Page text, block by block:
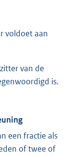
voldoet aan
van de
is.
een fractie als
of twee of